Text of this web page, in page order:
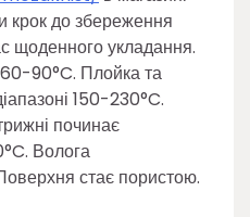
крок до збереження
щоденного укладання.
60-90°C. Плойка та
150-230°C.
починає
Волога
стає пористою.